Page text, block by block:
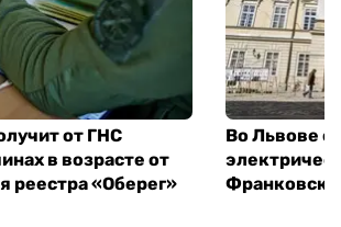
от ГНС
в возрасте от
реестра «Оберег»
Во Львове